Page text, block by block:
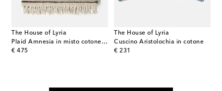
The House of Lyria
Plaid Amnesia in misto cotone e lana
€ 475
original price
The House of Lyria
Cuscino Aristolochia in cotone
€ 231
original price